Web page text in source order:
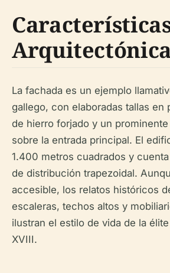
La fachada es un ejemplo
gallego, con elaboradas tallas en
de hierro forjado y un
sobre la entrada principal. El
1.400 metros cuadrados y
de distribución trapezoidal.
accesible, los relatos históricos
escaleras, techos altos y
ilustran el estilo de vida de la
XVIII.